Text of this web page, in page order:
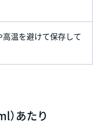
高温を避けて保存して
）あたり